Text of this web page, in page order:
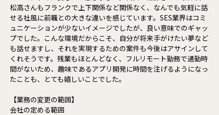
松高さんもフランクで上下関係など関係なく、なんでも気軽に話
せる社風に前職との大きな違いを感じています。SES業界はコミ
ュニケーションが少ないイメージでしたが、良い意味でのギャッ
プでした。こんな環境だからこそ、自分が将来手がけたい夢など
も話せますし、それを実現するための案件も今後はアサインして
くれそうです。残業もほとんどなく、フルリモート勤務で通勤時
間がないため、趣味であるアプリ開発に時間を注げるようになっ
たことも、とても嬉しいことでした。
【業務の変更の範囲】
会社の定める範囲